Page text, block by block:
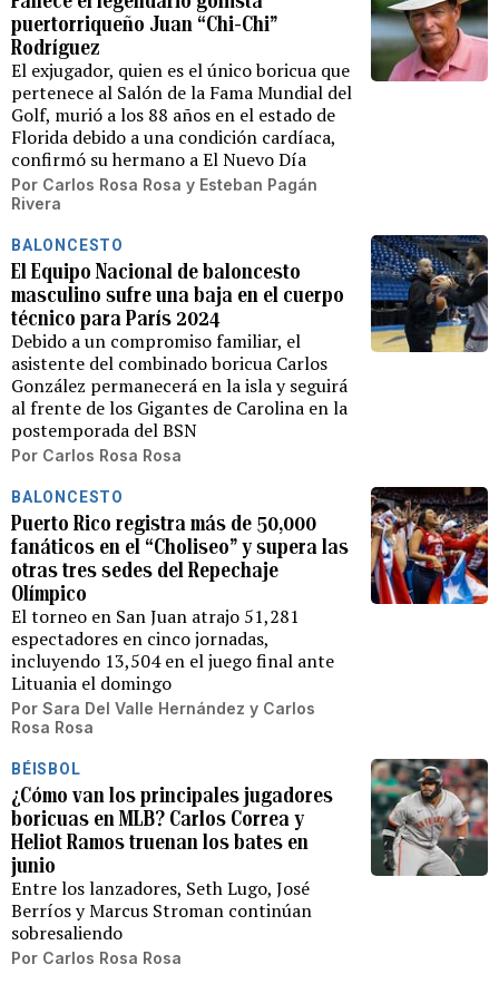
puertorriqueño Juan “Chi-Chi”
Rodríguez
El exjugador, quien es el único boricua que
pertenece al Salón de la Fama Mundial del
Golf, murió a los 88 años en el estado de
Florida debido a una condición cardíaca,
confirmó su hermano a El Nuevo Día
Por Carlos Rosa Rosa y Esteban Pagán
Rivera
BALONCESTO
El Equipo Nacional de baloncesto
masculino sufre una baja en el cuerpo
técnico para París 2024
Debido a un compromiso familiar, el
asistente del combinado boricua Carlos
González permanecerá en la isla y seguirá
al frente de los Gigantes de Carolina en la
postemporada del BSN
Por Carlos Rosa Rosa
BALONCESTO
Puerto Rico registra más de 50,000
fanáticos en el “Choliseo” y supera las
otras tres sedes del Repechaje
Olímpico
El torneo en San Juan atrajo 51,281
espectadores en cinco jornadas,
incluyendo 13,504 en el juego final ante
Lituania el domingo
Por Sara Del Valle Hernández y Carlos
Rosa Rosa
BÉISBOL
¿Cómo van los principales jugadores
boricuas en MLB? Carlos Correa y
Heliot Ramos truenan los bates en
junio
Entre los lanzadores, Seth Lugo, José
Berríos y Marcus Stroman continúan
sobresaliendo
Por Carlos Rosa Rosa